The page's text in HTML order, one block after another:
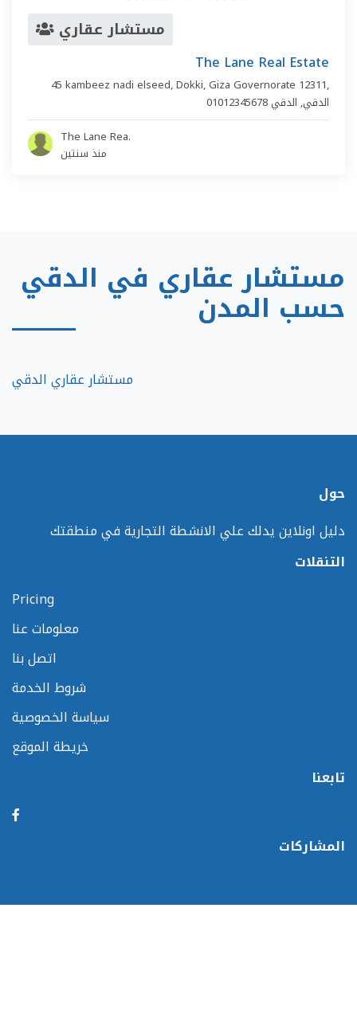
مستشار عقاري
The Lane Real Estate
45 kambeez nadi elseed, Dokki, Giza Governorate 12311,
الدقي, الدقي
The Lane Rea.
منذ سنتين
مستشار عقاري في الدقي
حسب المدن
مستشار عقاري الدقي
حول
دليل اونلاين يدلك علي الانشطة التجارية في منطقتك
التنقلات
Pricing
معلومات عنا
اتصل بنا
شروط الخدمة
سياسة الخصوصية
خريطة الموقع
تابعنا
المشاركات